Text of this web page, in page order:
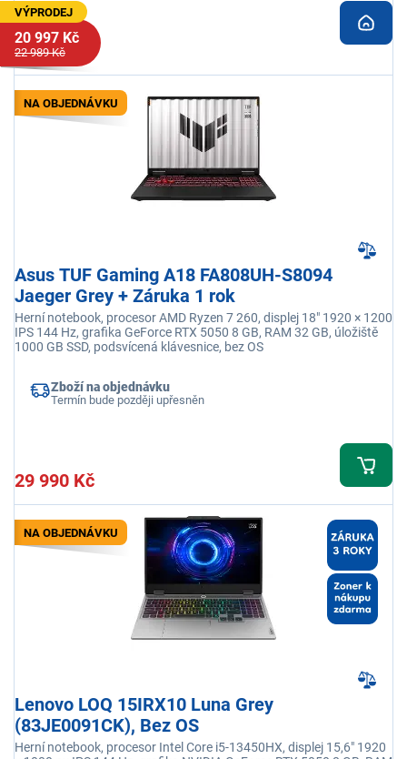
VÝPRODEJ
20 997 Kč
22 989 Kč
NA OBJEDNÁVKU
Asus TUF Gaming A18 FA808UH-S8094
Jaeger Grey + Záruka 1 rok
Herní notebook, procesor AMD Ryzen 7 260, displej 18" 1920 × 1200
IPS 144 Hz, grafika GeForce RTX 5050 8 GB, RAM 32 GB, úložiště
1000 GB SSD, podsvícená klávesnice, bez OS
Zboží na objednávku
Termín bude později upřesněn
29 990 Kč
NA OBJEDNÁVKU
Lenovo LOQ 15IRX10 Luna Grey
(83JE0091CK), Bez OS
Herní notebook, procesor Intel Core i5-13450HX, displej 15,6" 1920